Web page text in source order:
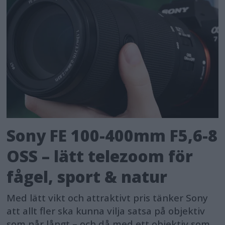
Sony FE 100-400mm F5,6-8
OSS – lätt telezoom för
fågel, sport & natur
Med lätt vikt och attraktivt pris tänker Sony
att allt fler ska kunna vilja satsa på objektiv